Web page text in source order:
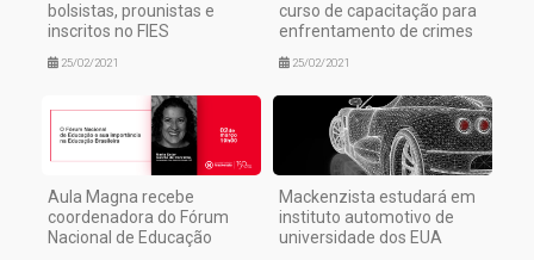
bolsistas, prounistas e
inscritos no FIES
25/02/2021
curso de capacitação para
enfrentamento de crimes
25/02/2021
Aula Magna recebe
coordenadora do Fórum
Nacional de Educação
Mackenzista estudará em
instituto automotivo de
universidade dos EUA